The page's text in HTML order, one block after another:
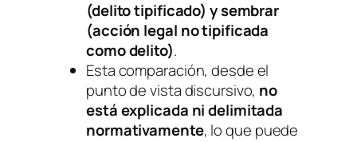
(delito tipificado) y sembrar
(acción legal no tipificada
como delito).
Esta comparación, desde el
punto de vista discursivo, no
está explicada ni delimitada
normativamente, lo que puede